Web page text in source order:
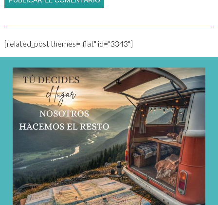
[related_post themes="flat" id="3343"]